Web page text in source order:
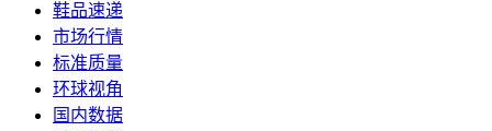
鞋品速递
市场行情
标准质量
环球视角
国内数据